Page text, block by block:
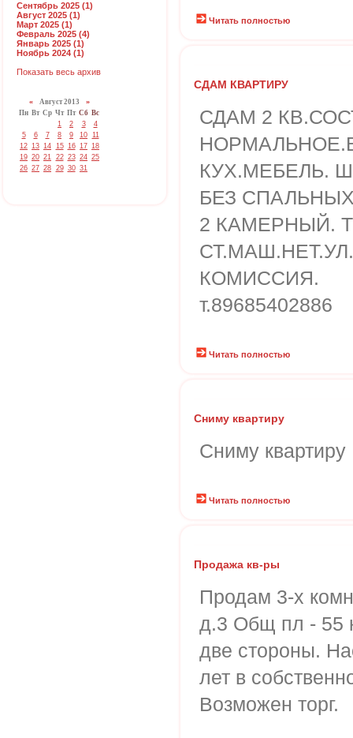
Сентябрь 2025 (1)
Август 2025 (1)
Март 2025 (1)
Февраль 2025 (4)
Январь 2025 (1)
Ноябрь 2024 (1)
Показать весь архив
«Август 2013 »
Пн Вт Ср Чт Пт Сб Вс
1
2 3
4
5
6 7 8 9 10 11
12 13 14 15 16 17 18
19 20 21 22 23 24 25
26 27 28 29 30 31
Читать полностью
СДАМ КВАРТИРУ
СДАМ 2
КУХ.МЕБЕЛЬ.
БЕЗ
2 КАМЕРНЫЙ.
КОМИССИЯ.
т.89685402886
Читать полностью
Сниму квартиру
Сниму квартиру
Читать полностью
Продажа кв-ры
Продам 3-х
д.3 Общ пл - 55
две стороны.
лет в
Возможен торг.